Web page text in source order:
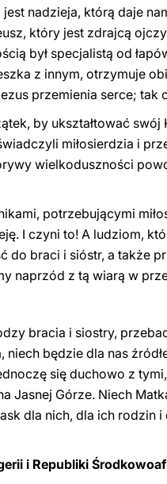
nadzieja, którą daje
który jest zdrajcą
był specjalistą od
z innym, otrzymuje
przemienia serce;
by ukształtować swój
miłosierdzia i
wielkoduszności
potrzebującymi
I czyni to! A ludziom,
do braci i sióstr, a także
naprzód z tą wiarą w
bracia i siostry,
niech będzie dla nas
się duchowo z
Jasnej Górze. Niech
dla nich, dla ich rodzin
i Republiki